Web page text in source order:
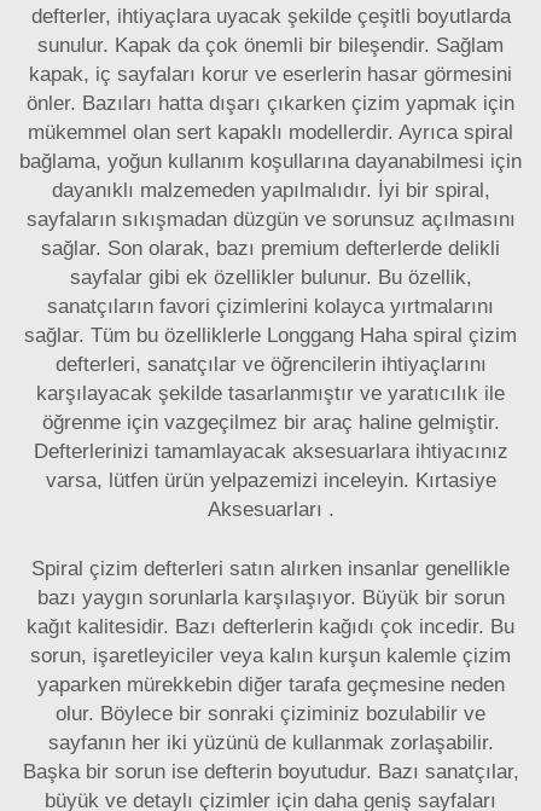
defterler, ihtiyaçlara uyacak şekilde çeşitli boyutlarda
sunulur. Kapak da çok önemli bir bileşendir. Sağlam
kapak, iç sayfaları korur ve eserlerin hasar görmesini
önler. Bazıları hatta dışarı çıkarken çizim yapmak için
mükemmel olan sert kapaklı modellerdir. Ayrıca spiral
bağlama, yoğun kullanım koşullarına dayanabilmesi için
dayanıklı malzemeden yapılmalıdır. İyi bir spiral,
sayfaların sıkışmadan düzgün ve sorunsuz açılmasını
sağlar. Son olarak, bazı premium defterlerde delikli
sayfalar gibi ek özellikler bulunur. Bu özellik,
sanatçıların favori çizimlerini kolayca yırtmalarını
sağlar. Tüm bu özelliklerle Longgang Haha spiral çizim
defterleri, sanatçılar ve öğrencilerin ihtiyaçlarını
karşılayacak şekilde tasarlanmıştır ve yaratıcılık ile
öğrenme için vazgeçilmez bir araç haline gelmiştir.
Defterlerinizi tamamlayacak aksesuarlara ihtiyacınız
varsa, lütfen ürün yelpazemizi inceleyin. Kırtasiye
Aksesuarları .
Spiral çizim defterleri satın alırken insanlar genellikle
bazı yaygın sorunlarla karşılaşıyor. Büyük bir sorun
kağıt kalitesidir. Bazı defterlerin kağıdı çok incedir. Bu
sorun, işaretleyiciler veya kalın kurşun kalemle çizim
yaparken mürekkebin diğer tarafa geçmesine neden
olur. Böylece bir sonraki çiziminiz bozulabilir ve
sayfanın her iki yüzünü de kullanmak zorlaşabilir.
Başka bir sorun ise defterin boyutudur. Bazı sanatçılar,
büyük ve detaylı çizimler için daha geniş sayfaları